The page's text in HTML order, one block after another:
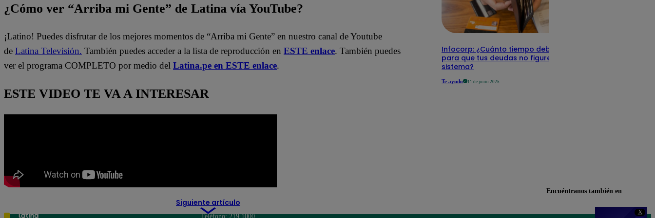
X
¿Cómo ver “Arriba mi Gente” de Latina vía YouTube?
¡Latino! Puedes disfrutar de los mejores momentos de “Arriba mi Gente” en nuestro canal de Youtube
de Latina Televisión. También puedes acceder a la lista de reproducción en ESTE enlace. También puedes
ver el programa COMPLETO por medio del Latina.pe en ESTE enlace.
ESTE VIDEO TE VA A INTERESAR
Siguiente artículo
Infocorp: ¿Cuánto tiempo debe pasar
para que tus deudas no figuren en su
sistema?
Te ayudo 11 de junio 2025
Encuéntranos también en
Teléfono: 219 1000